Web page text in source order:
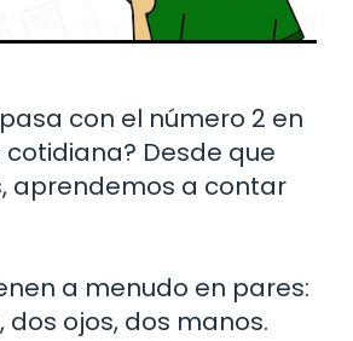
con el número 2 en
Desde que
aprendemos a contar
a menudo en pares:
dos ojos, dos manos.